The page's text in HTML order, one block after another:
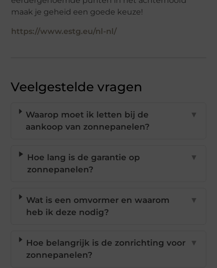
maak je geheid een goede keuze!
https://www.estg.eu/nl-nl/
Veelgestelde vragen
Waarop moet ik letten bij de
aankoop van zonnepanelen?
▼
Hoe lang is de garantie op
zonnepanelen?
▼
Wat is een omvormer en waarom
heb ik deze nodig?
▼
Hoe belangrijk is de zonrichting voor
zonnepanelen?
▼